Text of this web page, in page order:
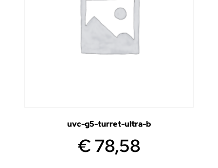
uvc-g5-turret-ultra-b
€78,58